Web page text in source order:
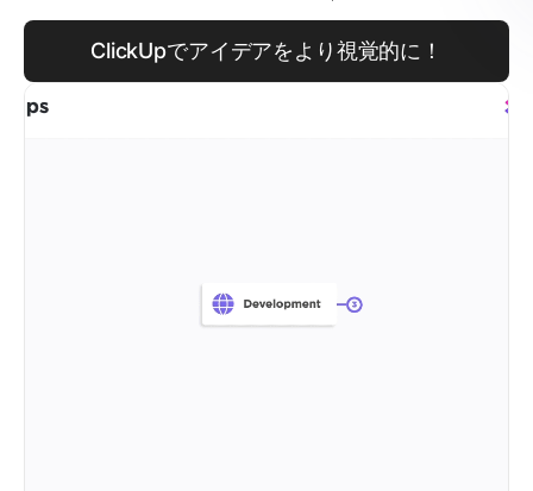
ClickUpでアイデアをより視覚的に！